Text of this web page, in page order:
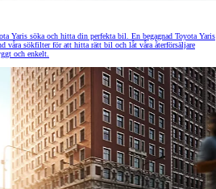
Yaris söka och hitta din perfekta bil. En begagnad Toyota Yaris
sökfilter för att hitta rätt bil och låt våra återförsäljare
och enkelt.